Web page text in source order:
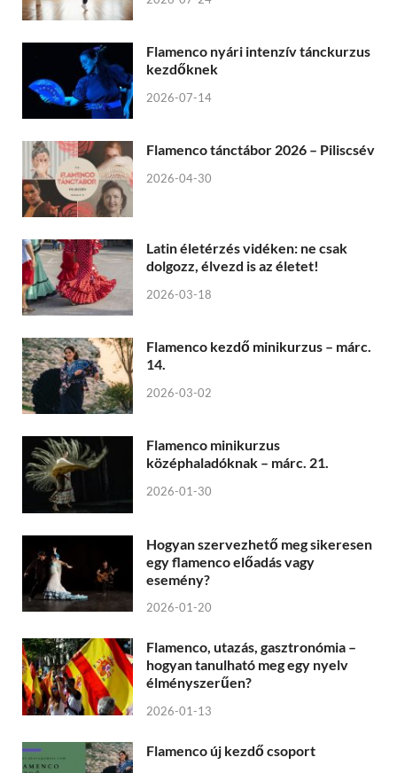
Flamenco nyári intenzív tánckurzus
kezdőknek
2026-07-14
Flamenco tánctábor 2026 – Piliscsév
2026-04-30
Latin életérzés vidéken: ne csak
dolgozz, élvezd is az életet!
2026-03-18
Flamenco kezdő minikurzus – márc.
14.
2026-03-02
Flamenco minikurzus
középhaladóknak – márc. 21.
2026-01-30
Hogyan szervezhető meg sikeresen
egy flamenco előadás vagy
esemény?
2026-01-20
Flamenco, utazás, gasztronómia –
hogyan tanulható meg egy nyelv
élményszerűen?
2026-01-13
Flamenco új kezdő csoport